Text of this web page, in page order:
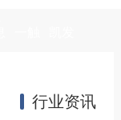
行业资讯